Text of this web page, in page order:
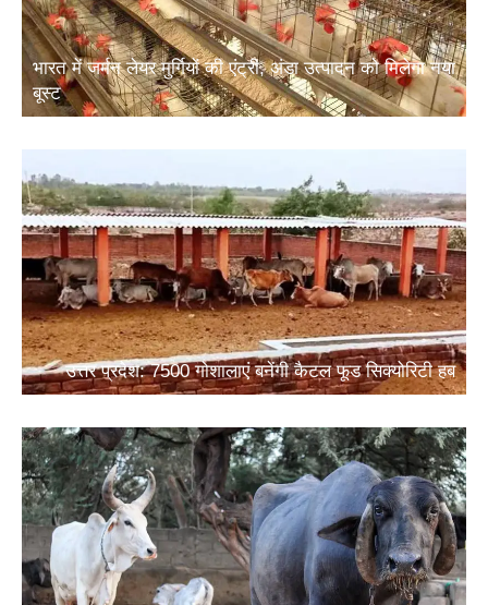
भारत में जर्मन लेयर मुर्गियों की एंट्री, अंडा उत्पादन को मिलेगा नया
बूस्ट
उत्तर प्रदेश: 7500 गोशालाएं बनेंगी कैटल फूड सिक्योरिटी हब